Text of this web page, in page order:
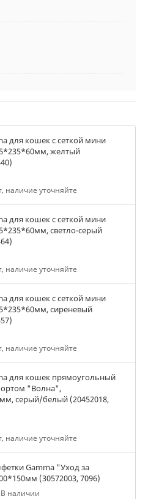
для кошек c сеткой мини
желтый
наличие уточняйте
для кошек c сеткой мини
светло-серый
наличие уточняйте
для кошек c сеткой мини
сиреневый
наличие уточняйте
для кошек прямоугольный
"Волна",
серый/белый (20452018,
наличие уточняйте
Gamma "Уход за
(30572003, 7096)
В наличии